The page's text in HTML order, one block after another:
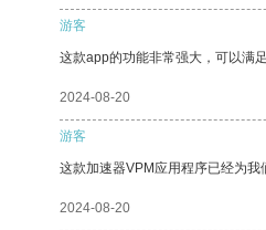
游客
这款app的功能非常强大，可以满
2024-08-20
游客
这款加速器VPM应用程序已经为我
2024-08-20